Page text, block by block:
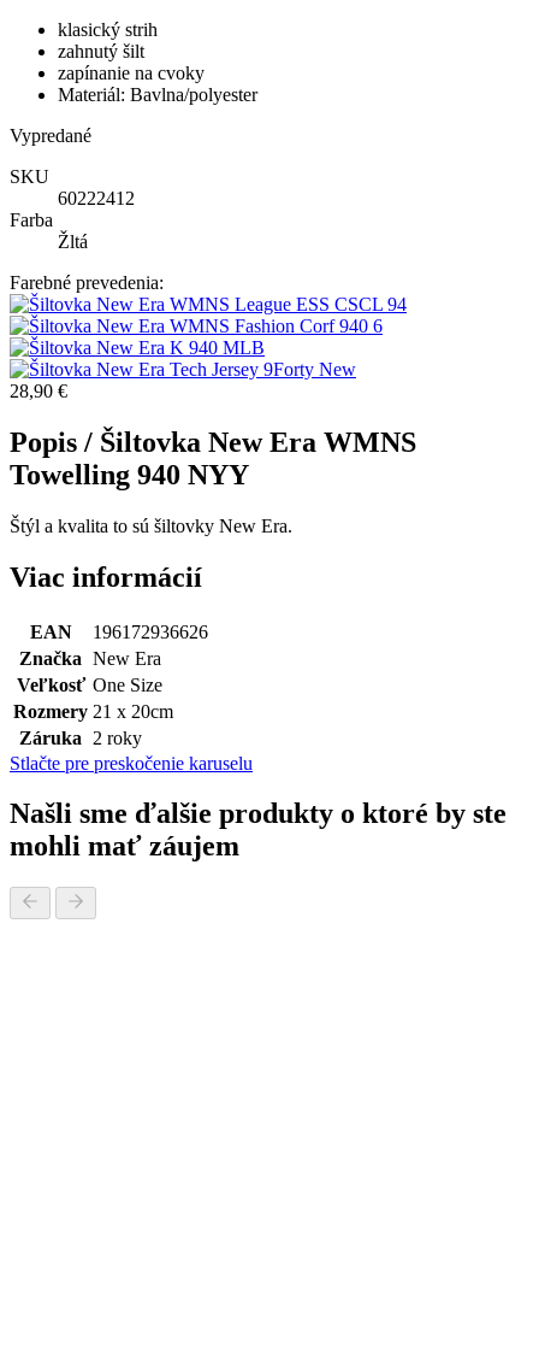
klasický strih
zahnutý šilt
zapínanie na cvoky
Materiál: Bavlna/polyester
Vypredané
SKU
60222412
Farba
Žltá
Farebné prevedenia:
28,90 €
Popis / Šiltovka New Era WMNS
Towelling 940 NYY
Štýl a kvalita to sú šiltovky New Era.
Viac informácií
EAN
196172936626
Značka New Era
Veľkosť One Size
Rozmery 21 x 20cm
Záruka
2 roky
Stlačte pre preskočenie karuselu
Našli sme ďalšie produkty o ktoré by ste
mohli mať záujem